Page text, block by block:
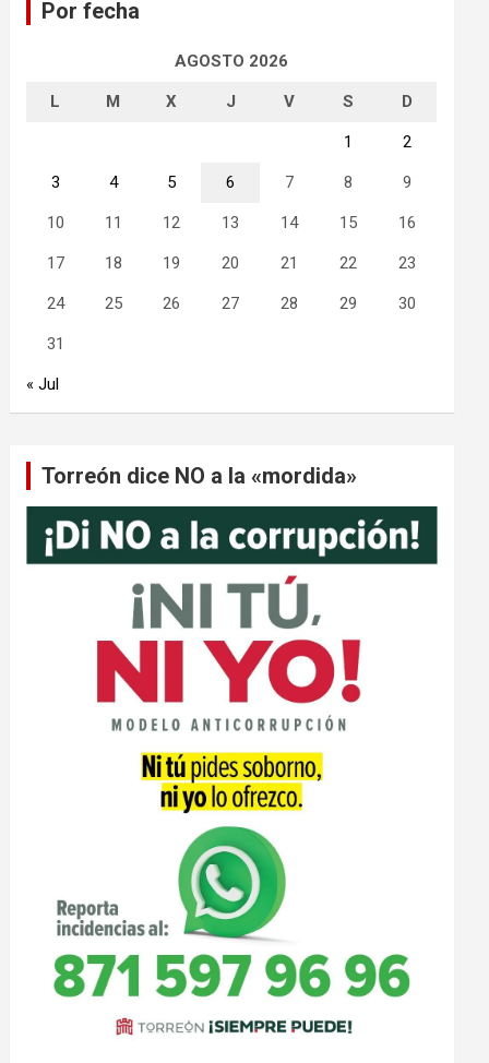
Por fecha
AGOSTO 2026
L M X J V S D
1 2
3 4 5 6 7 8 9
10 11 12 13 14 15 16
17 18 19 20 21 22 23
24 25 26 27 28 29 30
31
« Jul
Torreón dice NO a la «mordida»